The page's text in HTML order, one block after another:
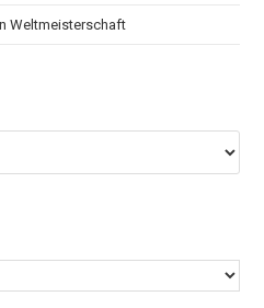
Weltmeisterschaft